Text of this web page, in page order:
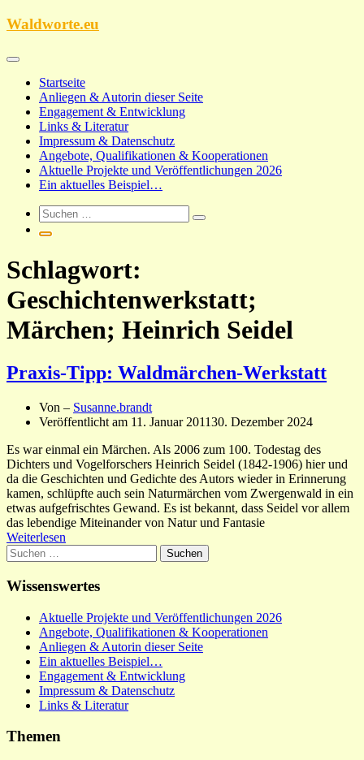
Zum
Waldworte.eu
Startseite
Anliegen & Autorin dieser Seite
Engagement & Entwicklung
Links & Literatur
Impressum & Datenschutz
Angebote, Qualifikationen & Kooperationen
Aktuelle Projekte und Veröffentlichungen 2026
Ein aktuelles Beispiel…
Schlagwort:
Geschichtenwerkstatt;
Märchen; Heinrich Seidel
Praxis-Tipp: Waldmärchen-Werkstatt
Von – Susanne.brandt
Veröffentlicht am 11. Januar 201130. Dezember 2024
Es war einmal ein Märchen. Als 2006 zum 100. Todestag des
Dichters und Vogelforschers Heinrich Seidel (1842-1906) hier und
da die Geschichten und Gedichte des Autors wieder in Erinnerung
kamen, schlüpfte auch sein Naturmärchen vom Zwergenwald in ein
etwas aufgefrischtes Gewand. Es ist bekannt, dass Seidel vor allem
das lebendige Miteinander von Natur und Fantasie
Weiterlesen
Suchen
nach:
Wissenswertes
Aktuelle Projekte und Veröffentlichungen 2026
Angebote, Qualifikationen & Kooperationen
Anliegen & Autorin dieser Seite
Ein aktuelles Beispiel…
Engagement & Entwicklung
Impressum & Datenschutz
Links & Literatur
Themen